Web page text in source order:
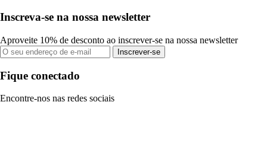
Inscreva-se na nossa newsletter
Aproveite 10% de desconto ao inscrever-se na nossa newsletter
Inscrever-se
Fique conectado
Encontre-nos nas redes sociais